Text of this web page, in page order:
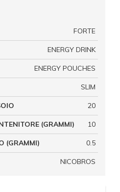
FORTE
ENERGY DRINK
ENERGY POUCHES
SLIM
20
(GRAMMI) 10
(GRAMMI) 0.5
NICOBROS